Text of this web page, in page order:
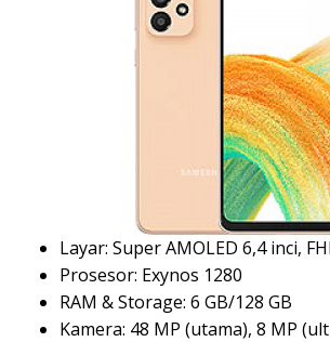
Layar: Super AMOLED 6,4 inci,
Prosesor: Exynos 1280
RAM & Storage: 6 GB/128 GB
Kamera: 48 MP (utama), 8 MP